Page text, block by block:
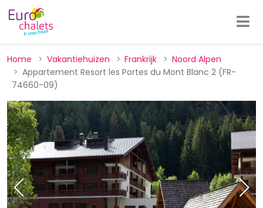
Home Vakantiehuizen Frankrijk
Noord Alpen
Appartement Resort les Portes du Mont Blanc 2 (FR-
74660-09)